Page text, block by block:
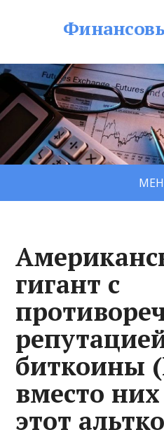
гигант с
биткоины
вместо
этот